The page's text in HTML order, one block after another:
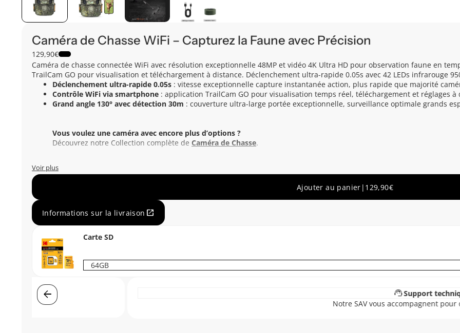
Caméra de Chasse WiFi – Capturez la Faune avec Précision
129,90€
Caméra de chasse connectée WiFi avec résolution exceptionnelle 48MP et vidéo 4K Ultra HD pour observation faune en
TrailCam GO pour visualisation et téléchargement à distance. Déclenchement ultra-rapide 0.05s avec 42 LEDs infrarouge
Déclenchement ultra-rapide 0.05s : vitesse exceptionnelle capture instantanée action, plus rapide que majorité
Contrôle WiFi via smartphone : application TrailCam GO pour visualisation temps réel, téléchargement et réglages
Grand angle 130° avec détection 30m : couverture ultra-large portée exceptionnelle, surveillance optimale grands
Vous voulez une caméra avec encore plus d’options ?
Découvrez notre Collection complète de Caméra de Chasse.
Voir plus
Ajouter au panier | 129,90€
Informations sur la livraison open_in_new
Carte SD
arrow_back
Notre SAV vous accompagnent pour optimiser vos installations